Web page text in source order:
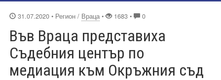
31.07.2020 • Регион / Враца • 1683 • 0
Във Враца представиха
Съдебния център по
медиация към Окръжния съд